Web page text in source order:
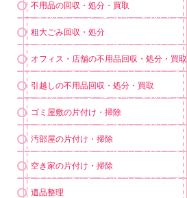
不用品の回収・処分・買取
粗大ごみ回収・処分
オフィス・店舗の不用品回収・処分・買取
引越しの不用品回収・処分・買取
ゴミ屋敷の片付け・掃除
汚部屋の片付け・掃除
空き家の片付け・掃除
遺品整理